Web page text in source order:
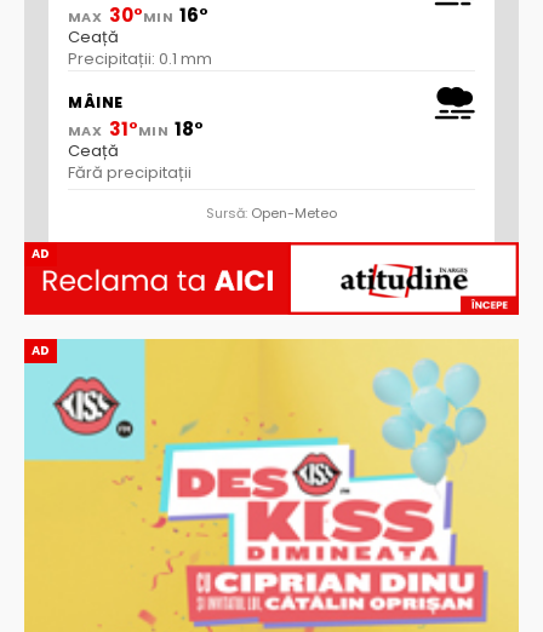
AD
AD
MAX 30°MIN 16°
Ceață
Precipitații: 0.1 mm
MÂINE
MAX 31°MIN 18°
Ceață
Fără precipitații
Sursă: Open-Meteo